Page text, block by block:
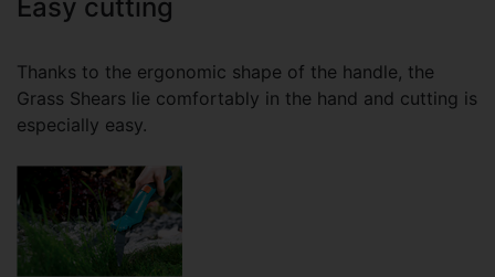
Easy cutting
Thanks to the ergonomic shape of the handle, the
Grass Shears lie comfortably in the hand and cutting is
especially easy.